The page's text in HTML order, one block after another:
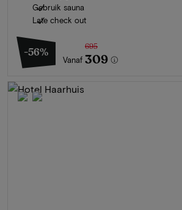
Gebruik sauna
Late check out
-56%
Vanaf
695
309